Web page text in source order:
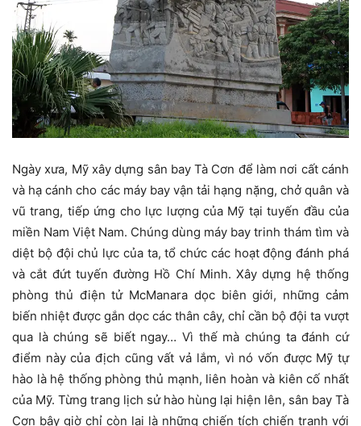
Ngày xưa, Mỹ xây dựng sân bay Tà Cơn để làm nơi cất cánh
và hạ cánh cho các máy bay vận tải hạng nặng, chở quân và
vũ trang, tiếp ứng cho lực lượng của Mỹ tại tuyến đầu của
miền Nam Việt Nam. Chúng dùng máy bay trinh thám tìm và
diệt bộ đội chủ lực của ta, tổ chức các hoạt động đánh phá
và cắt đứt tuyến đường Hồ Chí Minh. Xây dựng hệ thống
phòng thủ điện tử McManara dọc biên giới, những cảm
biến nhiệt được gắn dọc các thân cây, chỉ cần bộ đội ta vượt
qua là chúng sẽ biết ngay… Vì thế mà chúng ta đánh cứ
điểm này của địch cũng vất vả lắm, vì nó vốn được Mỹ tự
hào là hệ thống phòng thủ mạnh, liên hoàn và kiên cố nhất
của Mỹ. Từng trang lịch sử hào hùng lại hiện lên, sân bay Tà
Cơn bây giờ chỉ còn lại là những chiến tích chiến tranh với